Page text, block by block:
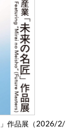
作品展（2026/2/